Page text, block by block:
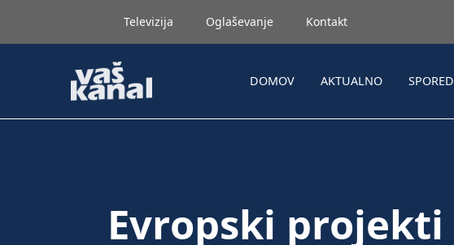
Televizija Oglaševanje Kontakt
DOMOV AKTUALNO SPORED
Evropski projekti